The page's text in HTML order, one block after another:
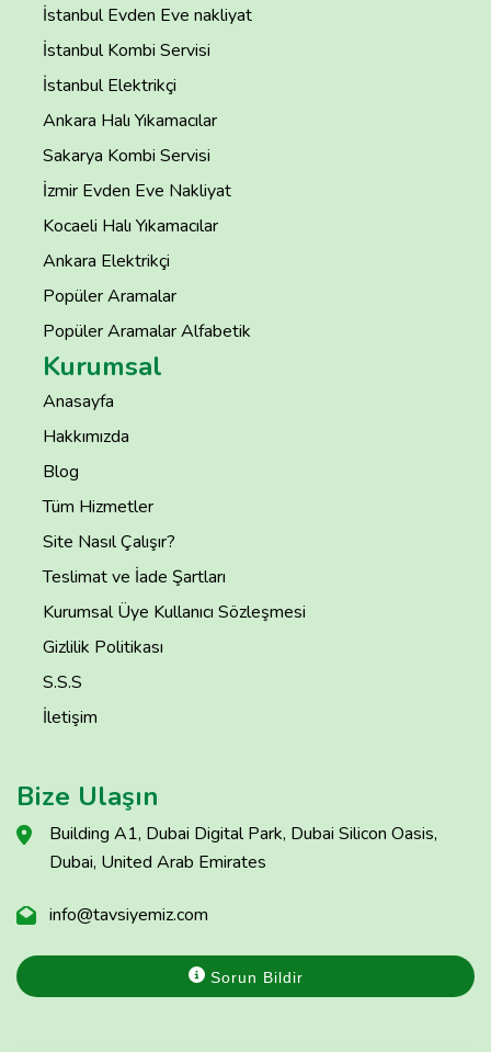
İstanbul Evden Eve nakliyat
İstanbul Kombi Servisi
İstanbul Elektrikçi
Ankara Halı Yıkamacılar
Sakarya Kombi Servisi
İzmir Evden Eve Nakliyat
Kocaeli Halı Yıkamacılar
Ankara Elektrikçi
Popüler Aramalar
Popüler Aramalar Alfabetik
Kurumsal
Anasayfa
Hakkımızda
Blog
Tüm Hizmetler
Site Nasıl Çalışır?
Teslimat ve İade Şartları
Kurumsal Üye Kullanıcı Sözleşmesi
Gizlilik Politikası
S.S.S
İletişim
Bize Ulaşın
Building A1, Dubai Digital Park, Dubai Silicon Oasis,
Dubai, United Arab Emirates
info@tavsiyemiz.com
Sorun Bildir